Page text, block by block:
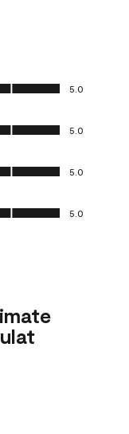
5.0
5.0
5.0
5.0